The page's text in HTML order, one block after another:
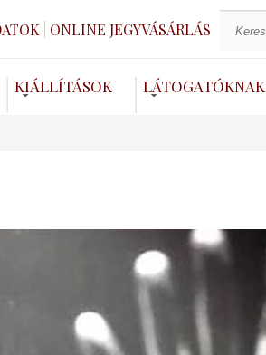
ONLINE JEGYVÁSÁRLÁS
KIÁLLÍTÁSOK LÁTOGATÓKNAK